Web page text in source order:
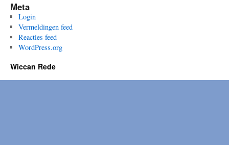
Meta
Login
Vermeldingen feed
Reacties feed
WordPress.org
Wiccan Rede